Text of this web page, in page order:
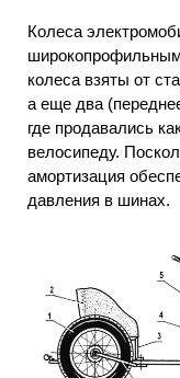
Колеса
колеса взяты от
а еще два
где продавались
велосипеду.
амортизация
давления в шинах.